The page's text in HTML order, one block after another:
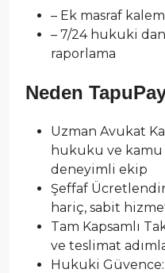
– Ek masraf
– 7/24 hukuki
raporlama
Neden
Uzman Avukat
hukuku ve
deneyimli ekip
Şeffaf
hariç, sabit
Tam Kapsamlı
ve teslimat
Hukuki Güvence: